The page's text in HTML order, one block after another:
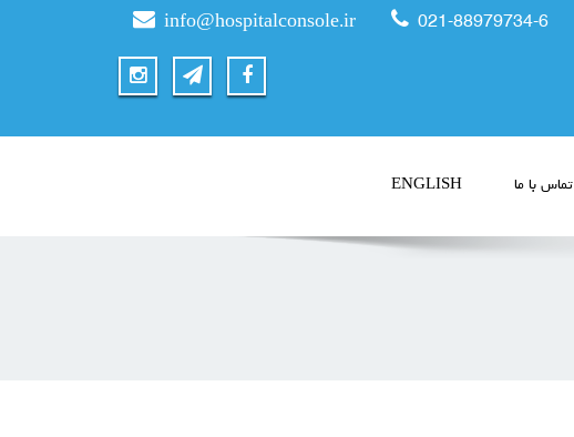
info@hospitalconsole.ir 021-88979734-6
تماس با ما ENGLISH